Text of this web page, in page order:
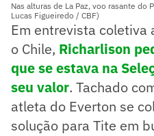
Nas alturas de La Paz, voo rasante
Lucas Figueiredo / CBF)
Em entrevista
o Chile, Richarlison
que se estava na
seu valor. Tachado
atleta do Everton se
solução para Tite em